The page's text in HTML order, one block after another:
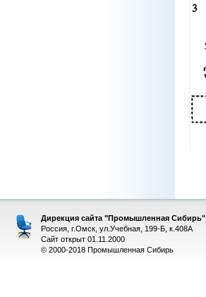
Дирекция сайта "Промышленная Сибирь"
Россия, г.Омск, ул.Учебная, 199-Б, к.408А
Сайт открыт 01.11.2000
© 2000-2018 Промышленная Сибирь